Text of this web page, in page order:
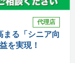
代理店
まる「シニア向
を実現！